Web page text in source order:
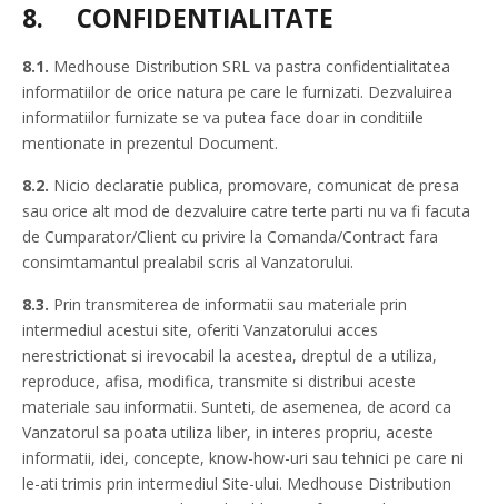
8. CONFIDENTIALITATE
8.1. Medhouse Distribution SRL va pastra confidentialitatea
informatiilor de orice natura pe care le furnizati. Dezvaluirea
informatiilor furnizate se va putea face doar in conditiile
mentionate in prezentul Document.
8.2. Nicio declaratie publica, promovare, comunicat de presa
sau orice alt mod de dezvaluire catre terte parti nu va fi facuta
de Cumparator/Client cu privire la Comanda/Contract fara
consimtamantul prealabil scris al Vanzatorului.
8.3. Prin transmiterea de informatii sau materiale prin
intermediul acestui site, oferiti Vanzatorului acces
nerestrictionat si irevocabil la acestea, dreptul de a utiliza,
reproduce, afisa, modifica, transmite si distribui aceste
materiale sau informatii. Sunteti, de asemenea, de acord ca
Vanzatorul sa poata utiliza liber, in interes propriu, aceste
informatii, idei, concepte, know-how-uri sau tehnici pe care ni
le-ati trimis prin intermediul Site-ului. Medhouse Distribution